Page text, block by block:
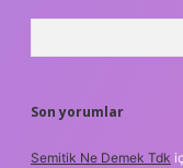
Son yorumlar
Semitik Ne Demek Tdk